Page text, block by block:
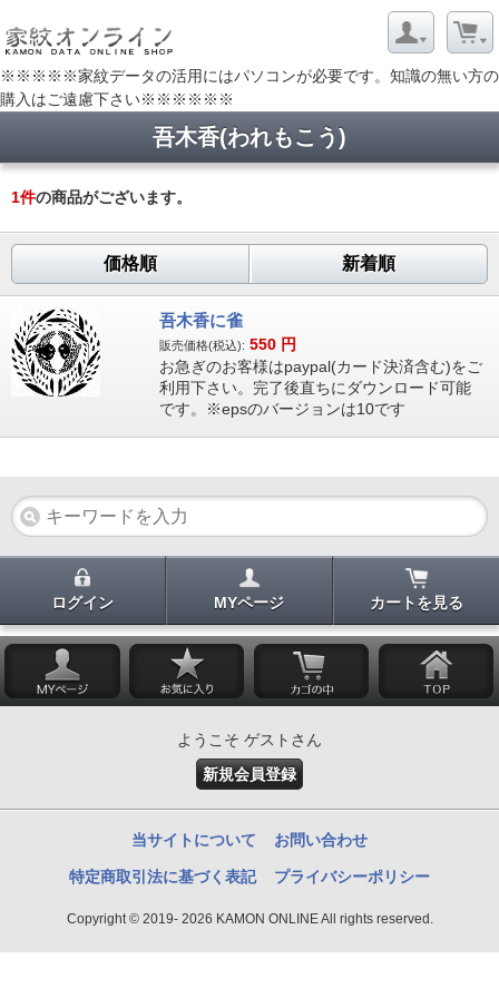
※※※※※家紋データの活用にはパソコンが必要です。知識の無い方の
購入はご遠慮下さい※※※※※※
吾木香(われもこう)
1件の商品がございます。
価格順 新着順
吾木香に雀
販売価格(税込): 550 円
お急ぎのお客様はpaypal(カード決済含む)をご
利用下さい。完了後直ちにダウンロード可能
です。※epsのバージョンは10です
ログイン MYページ カートを見る
ようこそ ゲストさん
新規会員登録
当サイトについて お問い合わせ
特定商取引法に基づく表記 プライバシーポリシー
Copyright © 2019- 2026 KAMON ONLINE All rights reserved.